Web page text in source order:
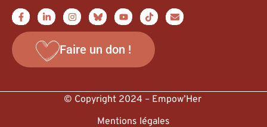
Faire un don !
© Copyright 2024 – Empow’Her
Mentions légales